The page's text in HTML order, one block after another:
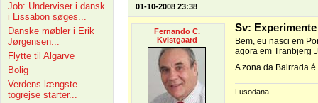
Job: Underviser i dansk
i Lissabon søges...
Danske møbler i Erik
Jørgensen...
Flytte til Algarve
Bolig
Verdens længste
togrejse starter...
01-10-2008 23:38
Fernando C.
Kvistgaard
Sv:
Bem, eu nasci em
agora em Tranbjerg
A zona da Bairrada
Lusodana